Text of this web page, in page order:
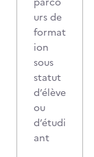
urs de
format
ion
sous
statut
d’élève
ou
d’étudi
ant